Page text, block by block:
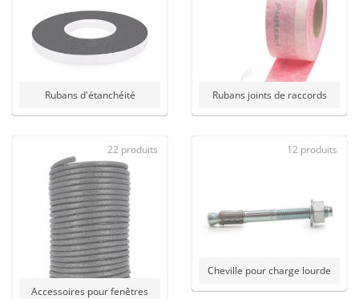
Rubans d'étanchéité Rubans joints de raccords
Accessoires pour fenêtres
22 produits
Cheville pour charge lourde
12 produits